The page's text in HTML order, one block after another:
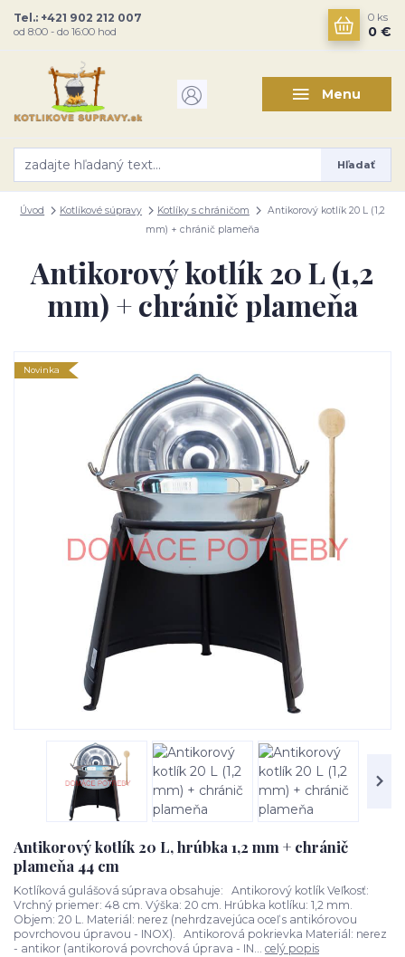
Menu
Hľadať
Tel.: +421 902 212 007
od 8:00 - do 16:00 hod
0 ks
0 €
Úvod Kotlíkové súpravy Kotlíky s chráničom
Antikorový kotlík 20 L (1,2
mm) + chránič plameňa
Antikorový kotlík 20 L (1,2
mm) + chránič plameňa
Novinka
Antikorový kotlík 20 L, hrúbka 1,2 mm + chránič
plameňa 44 cm
Kotlíková gulášová súprava obsahuje: Antikorový kotlík Veľkosť:
Vrchný priemer: 48 cm. Výška: 20 cm. Hrúbka kotlíku: 1,2 mm.
Objem: 20 L. Materiál: nerez (nehrdzavejúca oceľ s antikórovou
povrchovou úpravou - INOX). Antikorová pokrievka Materiál: nerez
- antikor (antikorová povrchová úprava - IN... celý popis